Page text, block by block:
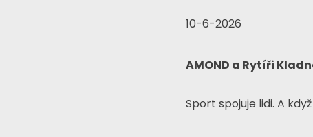
10-6-2026
AMOND a Rytíři
Sport spojuje lidi. A